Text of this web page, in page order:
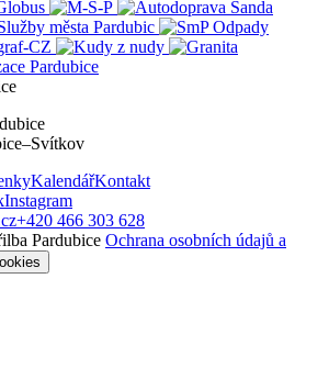
KalendářKontakt
Instagram
+420 466 303 628
Pardubice Ochrana osobních údajů a